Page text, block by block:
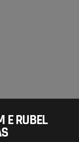
E RUBEL